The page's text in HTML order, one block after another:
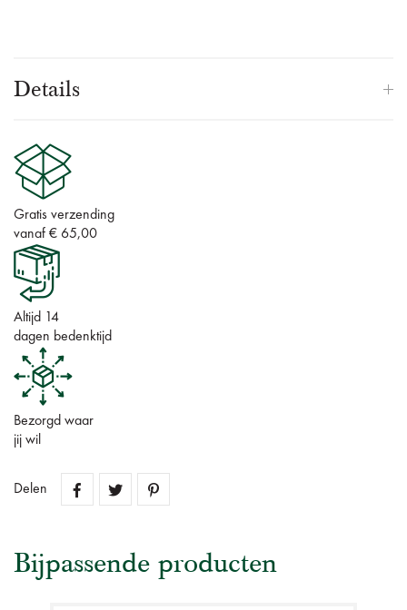
Details
Gratis verzending
vanaf € 65,00
Altijd 14
dagen bedenktijd
Bezorgd waar
jij wil
Delen
Bijpassende producten